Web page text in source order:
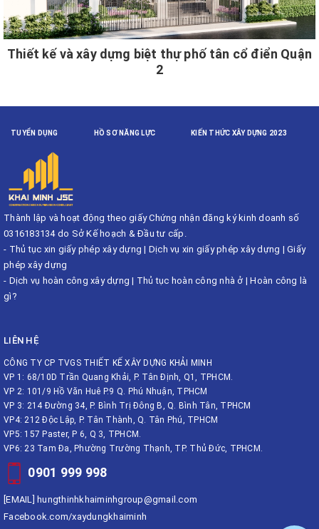
Thiết kế và xây dựng biệt thự phố tân cổ điển Quận
2
TUYỂN DỤNG HỒ SƠ NĂNG LỰC KIẾN THỨC XÂY DỰNG 2023
Thành lập và hoạt động theo giấy Chứng nhận đăng ký kinh doanh số
0316183134 do Sở Kế hoạch & Đầu tư cấp.
- Thủ tục xin giấy phép xây dựng | Dịch vụ xin giấy phép xây dựng | Giấy
phép xây dựng
- Dịch vụ hoàn công xây dựng | Thủ tục hoàn công nhà ở |Hoàn công là
gì?
LIÊN HỆ
CÔNG TY CP TVGS THIẾT KẾ XÂY DỰNG KHẢI MINH
VP 1: 68/10D Trần Quang Khải, P. Tân Định, Q1, TPHCM.
VP 2: 101/9 Hồ Văn Huê P.9 Q. Phú Nhuận, TPHCM
VP 3: 214 Đường 34, P. Bình Trị Đông B, Q. Bình Tân, TPHCM
VP4: 212 Độc Lập, P. Tân Thành, Q. Tân Phú, TPHCM
VP5: 157 Paster, P 6, Q 3, TPHCM.
VP6: 23 Tam Đa, Phường Trường Thạnh, TP. Thủ Đức, TPHCM.
0901 999 998
[EMAIL] hungthinhkhaiminhgroup@gmail.com
Facebook.com/xaydungkhaiminh